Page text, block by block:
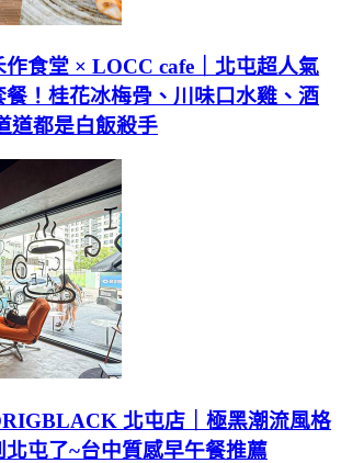
作食堂 × LOCC cafe｜北屯超人氣
餐！桂花冰梅骨、川味口水雞、酒
道都是白飯殺手
北屯店｜極黑潮流風格
北屯了~台中質感早午餐推薦